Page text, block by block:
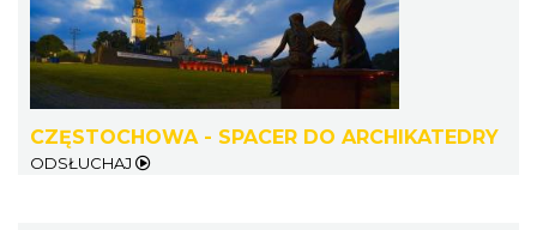
CZĘSTOCHOWA - SPACER DO ARCHIKATEDRY
ODSŁUCHAJ